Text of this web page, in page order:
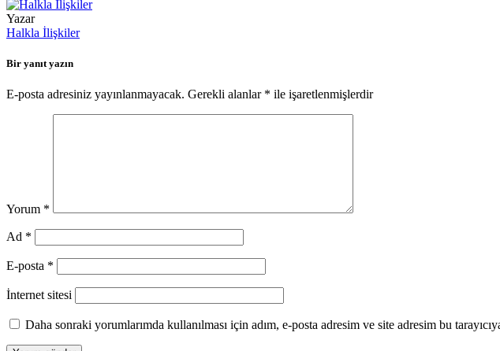
Yazar
Halkla İlişkiler
Bir yanıt yazın
E-posta adresiniz yayınlanmayacak. Gerekli alanlar * ile işaretlenmişlerdir
Yorum *
Ad *
E-posta *
İnternet sitesi
Daha sonraki yorumlarımda kullanılması için adım, e-posta adresim ve site adresim bu